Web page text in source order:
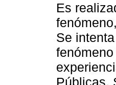
Es
Se
Públicas.